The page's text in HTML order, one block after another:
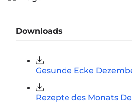
Downloads
Gesunde Ecke
Rezepte des Monats